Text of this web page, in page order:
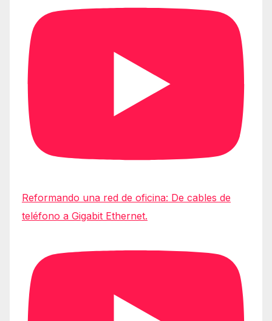
Reformando una red de oficina: De cables de
teléfono a Gigabit Ethernet.